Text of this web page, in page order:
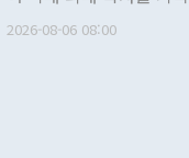
관의 무리한 대북 접근
다. [정동영 통일부 장관이 지난달 23일 오후 서울 종로구 정부서울청사에
료=한국은행] 한국은행이 6일 발표한 '2026년 6월 국제수지(잠정)'에 따르
2026-08-06 08:00